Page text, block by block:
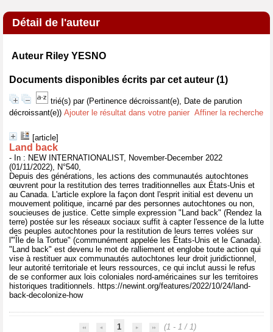
Détail de l'auteur
Auteur Riley YESNO
Documents disponibles écrits par cet auteur (1)
trié(s) par (Pertinence décroissant(e), Date de parution
décroissant(e)) Ajouter le résultat dans votre panier Affiner la recherche
[article]
Land back
- In : NEW INTERNATIONALIST, November-December 2022
(01/11/2022), N°540,
Depuis des générations, les actions des communautés autochtones
œuvrent pour la restitution des terres traditionnelles aux États-Unis et
au Canada. L'article explore la façon dont l'esprit initial est devenu un
mouvement politique, incarné par des personnes autochtones ou non,
soucieuses de justice. Cette simple expression "Land back" (Rendez la
terre) postée sur les réseaux sociaux suffit à capter l'essence de la lutte
des peuples autochtones pour la restitution de leurs terres volées sur
l'"Île de la Tortue" (communément appelée les États-Unis et le Canada).
"Land back" est devenu le mot de ralliement et englobe toute action qui
vise à restituer aux communautés autochtones leur droit juridictionnel,
leur autorité territoriale et leurs ressources, ce qui inclut aussi le refus
de se conformer aux lois coloniales nord-américaines sur les territoires
historiques traditionnels. https://newint.org/features/2022/10/24/land-
back-decolonize-how
1
(1 - 1 / 1)